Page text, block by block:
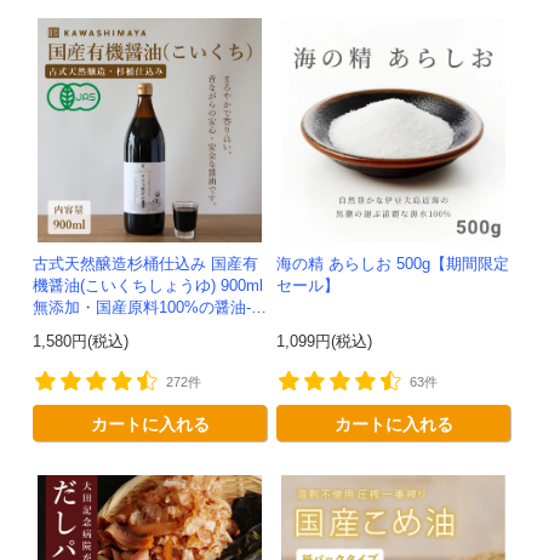
古式天然醸造杉桶仕込み 国産有
機醤油(こいくちしょうゆ) 900ml
無添加・国産原料100%の醤油-か
わしま屋-
1,580円(税込)
272件
カートに入れる
海の精 あらしお 500g【期間限定
セール】
1,099円(税込)
63件
カートに入れる